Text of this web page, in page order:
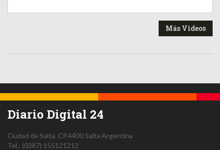
Más Videos
Diario Digital 24
Ciudad de Salta. CP.4400Salta Argentina
Tel.: (0387) 155121212